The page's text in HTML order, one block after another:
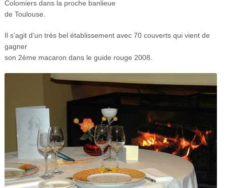
Colomiers dans la proche banlieue
de Toulouse.
Il s’agit d’un très bel établissement avec 70 couverts qui vient de
gagner
son 2ème macaron dans le guide rouge 2008.